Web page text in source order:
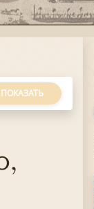
ПОКАЗАТЬ